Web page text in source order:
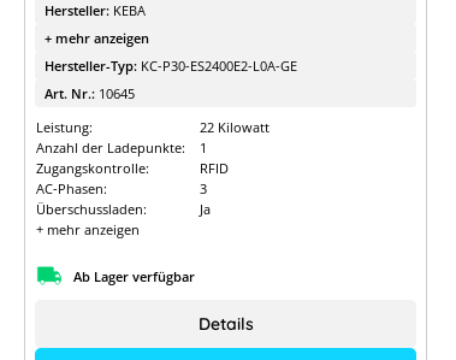
Hersteller: KEBA
+ mehr anzeigen
Hersteller-Typ: KC-P30-ES2400E2-L0A-GE
Art. Nr.: 10645
Leistung:
22 Kilowatt
Anzahl der Ladepunkte:
1
Zugangskontrolle:
RFID
AC-Phasen:
3
Überschussladen:
Ja
+ mehr anzeigen
Ab Lager verfügbar
Details